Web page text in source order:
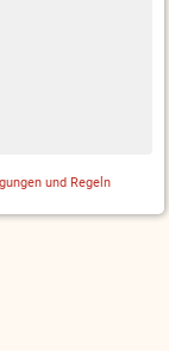
und Regeln